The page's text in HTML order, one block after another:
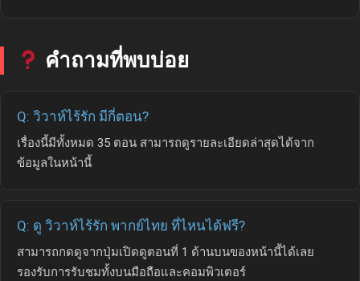
คำถามที่พบบ่อย
Q: วิวาห์ไร้รัก มีกี่ตอน?
เรื่องนี้มีทั้งหมด 35 ตอน สามารถดูรายละเอียดล่าสุดได้จาก
ข้อมูลในหน้านี้
Q: ดู วิวาห์ไร้รัก พากย์ไทย ที่ไหนได้ฟรี?
สามารถกดดูจากปุ่มเปิดดูตอนที่ 1 ด้านบนของหน้านี้ได้เลย
รองรับการรับชมทั้งบนมือถือและคอมพิวเตอร์